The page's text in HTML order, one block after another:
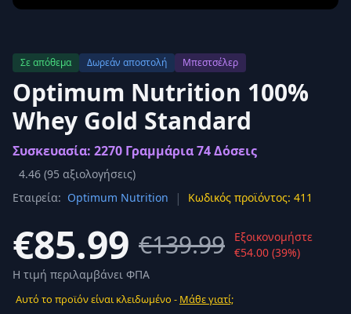
Σε απόθεμα Δωρεάν αποστολή Μπεστσέλερ
Optimum Nutrition 100%
Whey Gold Standard
Συσκευασία: 2270 Γραμμάρια 74 Δόσεις
4.46 (95 αξιολογήσεις)
Εταιρεία: Optimum Nutrition | Κωδικός προϊόντος: 411
€85.99 €139.99
Εξοικονομήστε
€54.00 (39%)
Η τιμή περιλαμβάνει ΦΠΑ
Αυτό το προϊόν είναι κλειδωμένο - Μάθε γιατί;